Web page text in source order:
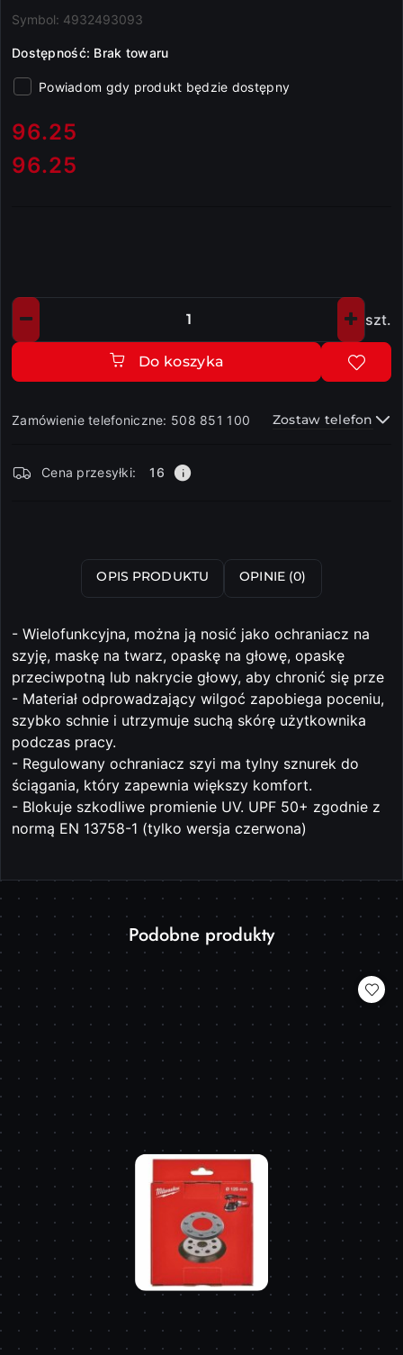
Symbol: 4932493093
Dostępność: Brak towaru
Powiadom gdy produkt będzie dostępny
cena:
96.25
Cena:
96.25
Ilość szt.
Do koszyka
Zamówienie telefoniczne: 508 851 100 Zostaw telefon
i
Cena przesyłki: 16
OPIS PRODUKTU OPINIE (0)
- Wielofunkcyjna, można ją nosić jako ochraniacz na
szyję, maskę na twarz, opaskę na głowę, opaskę
przeciwpotną lub nakrycie głowy, aby chronić się prze
- Materiał odprowadzający wilgoć zapobiega poceniu,
szybko schnie i utrzymuje suchą skórę użytkownika
podczas pracy.
- Regulowany ochraniacz szyi ma tylny sznurek do
ściągania, który zapewnia większy komfort.
- Blokuje szkodliwe promienie UV. UPF 50+ zgodnie z
normą EN 13758-1 (tylko wersja czerwona)
Pomiń karuzelę produktów
Produkty
statusie:
Podobne produkty